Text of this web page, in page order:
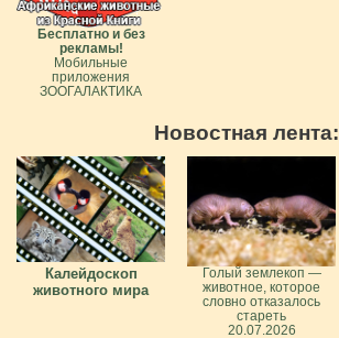
Бесплатно и без
рекламы!
Мобильные
приложения
ЗООГАЛАКТИКА
Новостная лента:
Калейдоскоп
животного мира
Голый землекоп —
животное, которое
словно отказалось
стареть
20.07.2026